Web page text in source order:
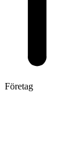
Företag